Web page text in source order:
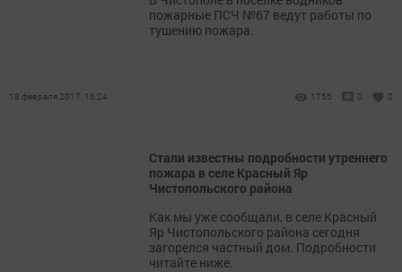
пожарные ПСЧ №67 ведут работы по
тушению пожара.
18 февраля 2017, 16:24 1755 0 0
Стали известны подробности утреннего
пожара в селе Красный Яр
Чистопольского района
Как мы уже сообщали, в селе Красный
Яр Чистопольского района сегодня
загорелся частный дом. Подробности
читайте ниже.